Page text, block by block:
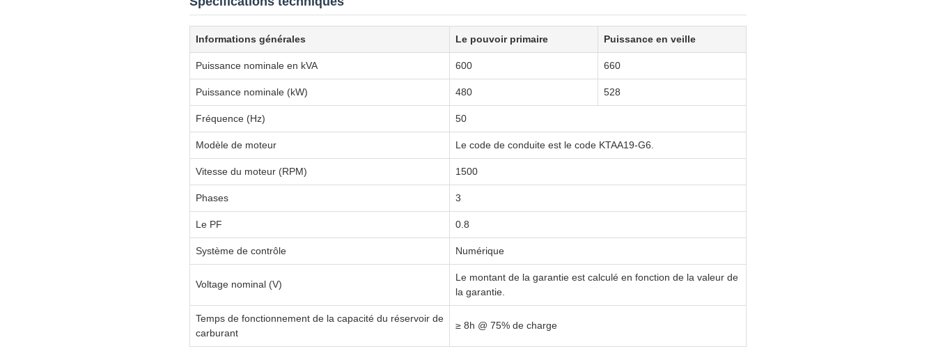
Informations générales Le pouvoir primaire Puissance en veille
Puissance nominale en kVA 600 660
Puissance nominale (kW) 480 528
Fréquence (Hz) 50
Modèle de moteur Le code de conduite est le code KTAA19-G6.
Vitesse du moteur (RPM) 1500
Phases 3
Le PF 0.8
Système de contrôle Numérique
Voltage nominal (V)
Le montant de la garantie est calculé en fonction de la valeur de
la garantie.
Temps de fonctionnement de la capacité du réservoir de
carburant
≥ 8h @ 75% de charge